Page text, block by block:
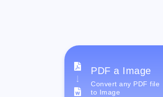
PDF a Image
Convert any PDF file
to Image